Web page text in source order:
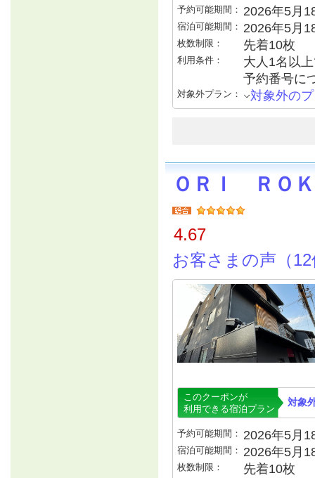
予約可能期間： 2026年5月
宿泊可能期間： 2026年5月
枚数制限： 先着10枚
利用条件：
大人1名以
予約番号に
対象外プラン： 対象外の
ＯＲＩ ＲＯ
4.67
お客さまの声（
このクーポンが
利用できる宿泊プラン
対象
予約可能期間： 2026年5月
宿泊可能期間： 2026年5月
枚数制限： 先着10枚